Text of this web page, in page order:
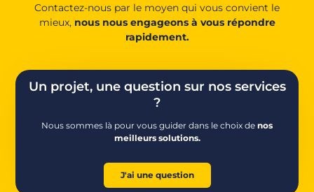
Contactez-nous par le moyen qui vous convient le
mieux, nous nous engageons à vous répondre
rapidement.
Un projet, une question sur nos services
?
Nous sommes là pour vous guider dans le choix de nos
meilleurs solutions.
J'ai une question